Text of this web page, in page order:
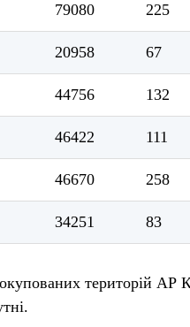
79080 225
20958 67
44756 132
46422 111
46670 258
34251 83
територій АР